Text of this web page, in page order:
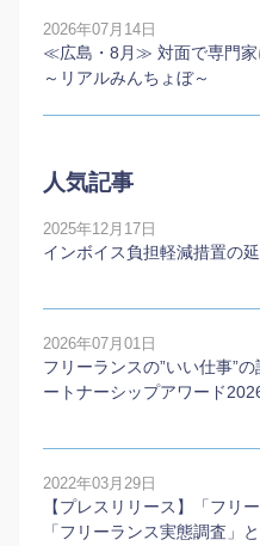
2026年07月14日
≪広島・8月≫ 対面で専門家
～リアルみんちょぼ～
人気記事
2025年12月17日
インボイス負担軽減措置の
2026年07月01日
フリーランスの”いい仕事”
ートナーシップアワード
2022年03月29日
【プレスリリース】「フリ
「フリーランス実態調査」